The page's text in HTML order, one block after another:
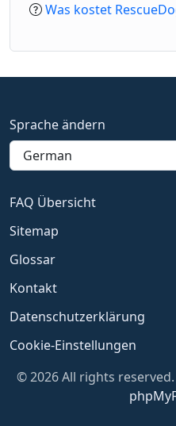
Was kostet
Sprache ändern
FAQ Übersicht
Sitemap
Glossar
Kontakt
Datenschutzerklärung
Cookie-Einstellungen
© 2026 All rights